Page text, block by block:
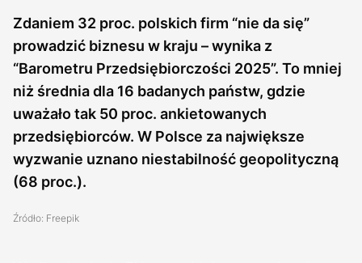
Zdaniem 32 proc. polskich firm “nie da się”
prowadzić biznesu w kraju – wynika z
“Barometru Przedsiębiorczości 2025”. To mniej
niż średnia dla 16 badanych państw, gdzie
uważało tak 50 proc. ankietowanych
przedsiębiorców. W Polsce za największe
wyzwanie uznano niestabilność geopolityczną
(68 proc.).
Źródło: Freepik